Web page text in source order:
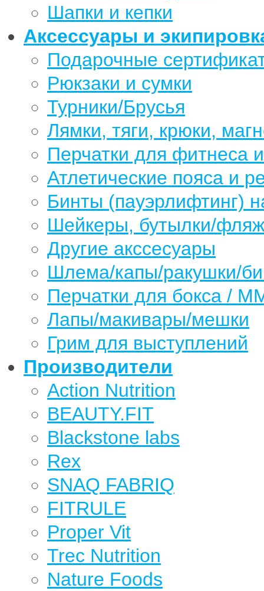
Шапки и кепки
Аксессуары и
Подарочные
Рюкзаки и сумки
Турники/Брусья
Лямки, тяги, крюки,
Перчатки для фитнеса
Атлетические пояса и
Бинты (пауэрлифтинг)
Шейкеры, бутылки/
Другие акссесуары
Шлема/капы/ракушки/
Перчатки для бокса /
Лапы/макивары/мешки
Грим для выступлений
Производители
Action Nutrition
BEAUTY.FIT
Blackstone labs
Rex
SNAQ FABRIQ
FITRULE
Proper Vit
Trec Nutrition
Nature Foods